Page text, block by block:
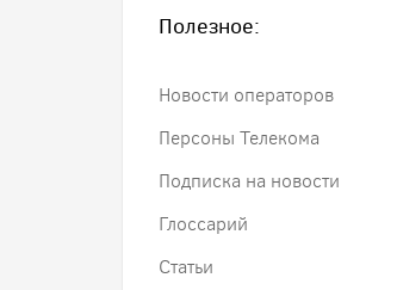
Полезное:
Новости операторов
Персоны Телекома
Подписка на новости
Глоссарий
Статьи